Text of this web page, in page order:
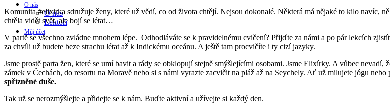
O nás
O nás
Lektoři
Můj účet
Komunita #elixirka sdružuje ženy, které už vědí, co od života chtějí. Nejsou dokonalé. Některá má nějaké to kilo navíc,
chtěla vidět svět, ale bojí se létat…
V partě se všechno zvládne mnohem lépe. Odhodláváte se k pravidelnému cvičení? Přijďte za námi a po pár lekcích
za chvíli už budete beze strachu létat až k Indickému oceánu. A ještě tam procvičíte i ty cizí jazyky.
Jsme prostě parta žen, které se umí bavit a rády se obklopují stejně smýšlejícími osobami. Jsme Elixírky. A vůbec
zámek v Čechách, do resortu na Moravě nebo si s námi vyrazte zacvičit na pláž až na Seychely. Ať už milujete jógu
spřízněné duše.
Tak už se nerozmýšlejte a přidejte se k nám. Buďte aktivní a užívejte si každý den.